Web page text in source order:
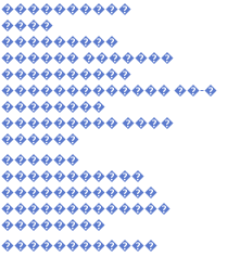
����������
����
���������
������ �������
����������
������������� ��-�
��������
��������� ����
������
������
�����������
������������
�������������
��������
������������